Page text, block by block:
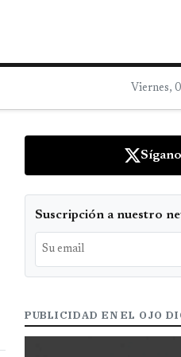
Viernes,
Suscripción a nuestro
PUBLICIDAD EN EL OJO